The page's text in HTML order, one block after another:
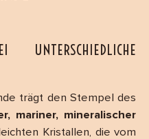
trägt den Stempel des
mariner, mineralischer
Kristallen, die vom